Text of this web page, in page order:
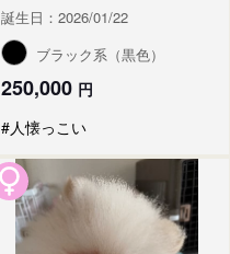
誕生日：2026/01/22
ブラック系（黒色）
250,000 円
#人懐っこい